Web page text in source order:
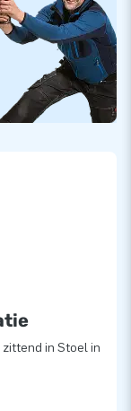
in Stoel in